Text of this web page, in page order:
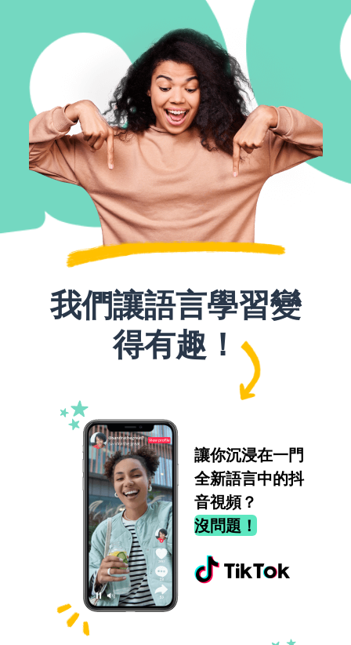
我們讓語言學習變
得有趣！
讓你沉浸在一門
全新語言中的抖
音視頻？
沒問題！